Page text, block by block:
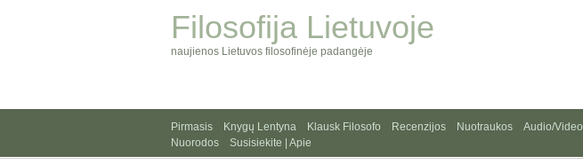
Filosofija Lietuvoje
naujienos Lietuvos filosofinėje padangėje
Pirmasis Knygų Lentyna Klausk Filosofo Recenzijos Nuotraukos Audio/Video
Nuorodos
Susisiekite | Apie